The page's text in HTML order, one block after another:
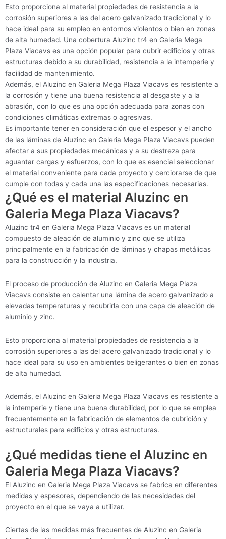
Esto proporciona al material propiedades de resistencia a la
corrosión superiores a las del acero galvanizado tradicional y lo
hace ideal para su empleo en entornos violentos o bien en zonas
de alta humedad. Una cobertura Aluzinc tr4 en Galeria Mega
Plaza Viacavs es una opción popular para cubrir edificios y otras
estructuras debido a su durabilidad, resistencia a la intemperie y
facilidad de mantenimiento.
Además, el Aluzinc en Galeria Mega Plaza Viacavs es resistente a
la corrosión y tiene una buena resistencia al desgaste y a la
abrasión, con lo que es una opción adecuada para zonas con
condiciones climáticas extremas o agresivas.
Es importante tener en consideración que el espesor y el ancho
de las láminas de Aluzinc en Galeria Mega Plaza Viacavs pueden
afectar a sus propiedades mecánicas y a su destreza para
aguantar cargas y esfuerzos, con lo que es esencial seleccionar
el material conveniente para cada proyecto y cerciorarse de que
cumple con todas y cada una las especificaciones necesarias.
¿Qué es el material Aluzinc en
Galeria Mega Plaza Viacavs?
Aluzinc tr4 en Galeria Mega Plaza Viacavs es un material
compuesto de aleación de aluminio y zinc que se utiliza
principalmente en la fabricación de láminas y chapas metálicas
para la construcción y la industria.
El proceso de producción de Aluzinc en Galeria Mega Plaza
Viacavs consiste en calentar una lámina de acero galvanizado a
elevadas temperaturas y recubrirla con una capa de aleación de
aluminio y zinc.
Esto proporciona al material propiedades de resistencia a la
corrosión superiores a las del acero galvanizado tradicional y lo
hace ideal para su uso en ambientes beligerantes o bien en zonas
de alta humedad.
Además, el Aluzinc en Galeria Mega Plaza Viacavs es resistente a
la intemperie y tiene una buena durabilidad, por lo que se emplea
frecuentemente en la fabricación de elementos de cubrición y
estructurales para edificios y otras estructuras.
¿Qué medidas tiene el Aluzinc en
Galeria Mega Plaza Viacavs?
El Aluzinc en Galeria Mega Plaza Viacavs se fabrica en diferentes
medidas y espesores, dependiendo de las necesidades del
proyecto en el que se vaya a utilizar.
Ciertas de las medidas más frecuentes de Aluzinc en Galeria